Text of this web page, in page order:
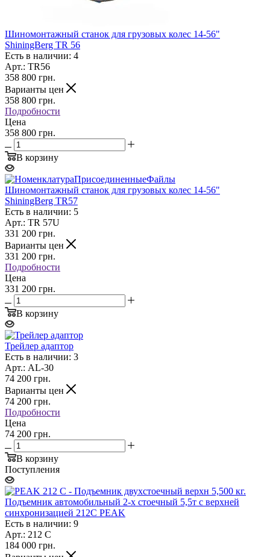
Шиномонтажный станок для грузовых колес 14-56"
ShiningBerg TR 56
Есть в наличии: 4
Арт.: TR56
358 800 грн.
Варианты цен
358 800 грн.
Подробности
Цена
358 800 грн.
В корзину
Шиномонтажный станок для грузовых колес 14-56"
ShiningBerg TR57
Есть в наличии: 5
Арт.: TR 57U
331 200 грн.
Варианты цен
331 200 грн.
Подробности
Цена
331 200 грн.
В корзину
Трейлер адаптор
Есть в наличии: 3
Арт.: AL-30
74 200 грн.
Варианты цен
74 200 грн.
Подробности
Цена
74 200 грн.
В корзину
Поступления
Подъемник автомобильный 2-х стоечный 5,5т с верхней
синхронизацией 212С PEAK
Есть в наличии: 9
Арт.: 212 С
184 000 грн.